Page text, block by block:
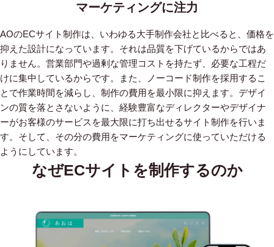
マーケティングに注力
AOのECサイト制作は、いわゆる大手制作会社と比べると、価格を
抑えた設計になっています。 それは品質を下げているからではあ
りません。営業部門や過剰な管理コストを持たず、必要な工程だ
けに集中しているからです。
また、ノーコード制作を採用するこ
とで作業時間を減らし、制作の費用を最小限に抑えます。デザイ
ンの質を落とさないように、経験豊富なディレクターやデザイナ
ーがお客様のサービスを最大限に打ち出せるサイト制作を行いま
す。そして、その分の費用をマーケティングに使っていただける
ようにしています。
なぜECサイトを制作するのか